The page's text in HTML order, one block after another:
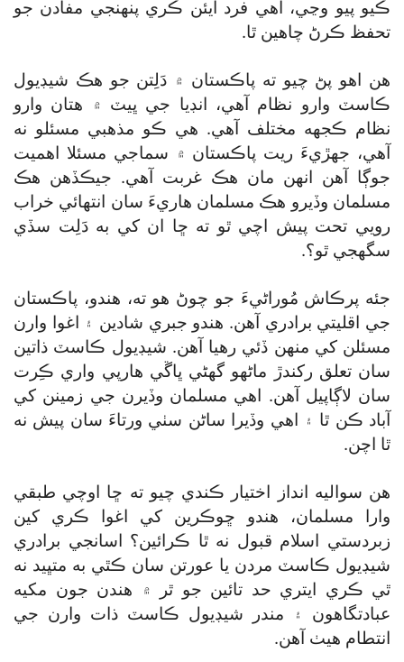
ڪيو پيو وڃي، اهي فرد ايئن ڪري پنهنجي مفادن جو
تحفظ ڪرڻ چاهين ٿا.
هن اهو پڻ چيو ته پاڪستان ۾ دَلِتن جو هڪ شيڊيول
ڪاسٽ وارو نظام آهي، انڊيا جي ڀيٽ ۾ هتان وارو
نظام ڪجهه مختلف آهي. هي ڪو مذهبي مسئلو نه
آهي، جهڙيءَ ريت پاڪستان ۾ سماجي مسئلا اهميت
جوڳا آهن انهن مان هڪ غربت آهي. جيڪڏهن هڪ
مسلمان وڏيرو هڪ مسلمان هاريءَ سان انتهائي خراب
رويي تحت پيش اچي ٿو ته ڇا ان کي به دَلِت سڏي
سگھجي ٿو؟.
جئه پرڪاش مُوراڻيءَ جو چوڻ هو ته، هندو، پاڪستان
جي اقليتي برادري آهن. هندو جبري شادين ۽ اغوا وارن
مسئلن کي منهن ڏئي رهيا آهن. شيڊيول ڪاسٽ ذاتين
سان تعلق رکندڙ ماڻهو گھڻي ڀاڱي هارپي واري ڪِرت
سان لاڳاپيل آهن. اهي مسلمان وڏيرن جي زمينن کي
آباد ڪن ٿا ۽ اهي وڏيرا ساڻن سٺي ورتاءَ سان پيش نه
ٿا اچن.
هن سواليه انداز اختيار ڪندي چيو ته ڇا اوچي طبقي
وارا مسلمان، هندو ڇوڪرين کي اغوا ڪري کين
زبردستي اسلام قبول نه ٿا ڪرائين؟ اسانجي برادري
شيڊيول ڪاسٽ مردن يا عورتن سان ڪٿي به متڀيد نه
ٿي ڪري ايتري حد تائين جو ٿر ۾ هندن جون مکيه
عبادتگاهون ۽ مندر شيڊيول ڪاسٽ ذات وارن جي
انتطام هيٺ آهن.